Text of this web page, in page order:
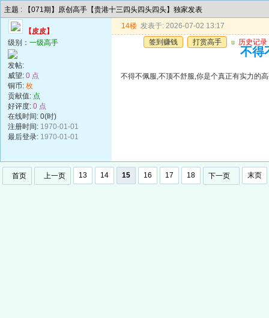
主题 : 【071期】原创高手【贵港十三四头四头四头】独家发表
【皮皮】
级别： 一级高手
发帖:
威望: 0 点
铜币: 枚
贡献值: 点
好评度: 0 点
在线时间: 0(时)
注册时间: 1970-01-01
最后登录: 1970-01-01
14楼 发表于: 2026-07-02 13:17
签到赚钱
打赏高手 u 历史记录
不得
不得不佩服,不顶不舒服,你是个真正有实力的
首页 上一页 13 14 15 16 17 18 下一页 末页